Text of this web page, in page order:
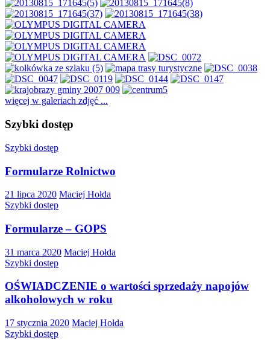
więcej w galeriach zdjęć ...
Szybki dostęp
Szybki dostęp
Formularze Rolnictwo
21 lipca 2020 Maciej Hołda
Szybki dostęp
Formularze – GOPS
31 marca 2020 Maciej Hołda
Szybki dostęp
OŚWIADCZENIE o wartości sprzedaży napojów
alkoholowych w roku
17 stycznia 2020 Maciej Hołda
Szybki dostęp